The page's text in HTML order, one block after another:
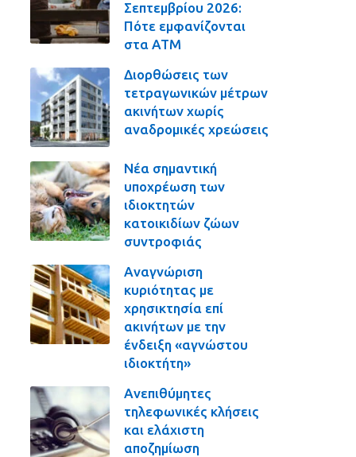
Σεπτεμβρίου 2026:
Πότε εμφανίζονται
στα ΑΤΜ
Διορθώσεις των
τετραγωνικών μέτρων
ακινήτων χωρίς
αναδρομικές χρεώσεις
Νέα σημαντική
υποχρέωση των
ιδιοκτητών
κατοικιδίων ζώων
συντροφιάς
Αναγνώριση
κυριότητας με
χρησικτησία επί
ακινήτων με την
ένδειξη «αγνώστου
ιδιοκτήτη»
Ανεπιθύμητες
τηλεφωνικές κλήσεις
και ελάχιστη
αποζημίωση